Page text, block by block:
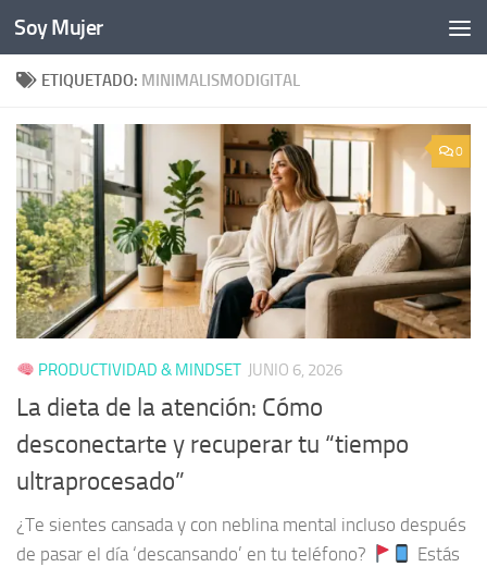
Bajo el contenido
Soy Mujer
ETIQUETADO: MINIMALISMODIGITAL
0
PRODUCTIVIDAD & MINDSET JUNIO 6, 2026
La dieta de la atención: Cómo
desconectarte y recuperar tu “tiempo
ultraprocesado”
¿Te sientes cansada y con neblina mental incluso después
de pasar el día ‘descansando’ en tu teléfono?
Estás